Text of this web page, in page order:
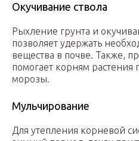
Окучивание ствола
Рыхление грунта и
позволяет удержать
вещества в почве. Также,
помогает корням растения
морозы.
Мульчирование
Для утепления корневой